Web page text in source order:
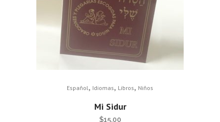
Español, Idiomas, Libros, Niños
Mi Sidur
$15.00